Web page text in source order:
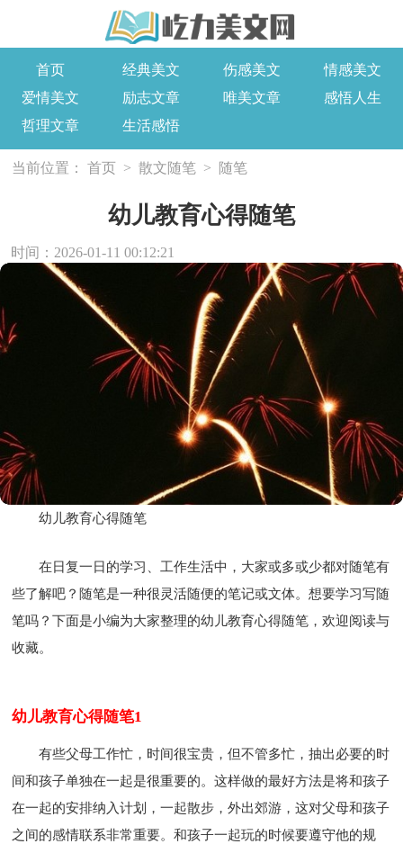
首页 经典美文 伤感美文
情感美文
爱情美文
励志文章 唯美文章
感悟人生
哲理文章
生活感悟
当前位置： 首页 > 散文随笔 > 随笔
幼儿教育心得随笔
时间：2026-01-11 00:12:21
幼儿教育心得随笔
在日复一日的学习、工作生活中，大家或多或少都对随笔有
些了解吧？随笔是一种很灵活随便的笔记或文体。想要学习写随
笔吗？下面是小编为大家整理的幼儿教育心得随笔，欢迎阅读与
收藏。
幼儿教育心得随笔1
有些父母工作忙，时间很宝贵，但不管多忙，抽出必要的时
间和孩子单独在一起是很重要的。这样做的最好方法是将和孩子
在一起的安排纳入计划，一起散步，外出郊游，这对父母和孩子
之间的感情联系非常重要。和孩子一起玩的时候要遵守他的规